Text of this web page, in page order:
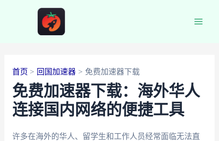
首页 回国加速器 免费加速器下载
免费加速器下载：海外华人
连接国内网络的便捷工具
许多在海外的华人、留学生和工作人员经常面临无法直